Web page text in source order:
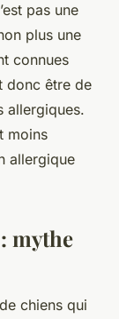
pas une
plus une
connues
donc être de
allergiques.
moins
allergique
mythe
chiens qui